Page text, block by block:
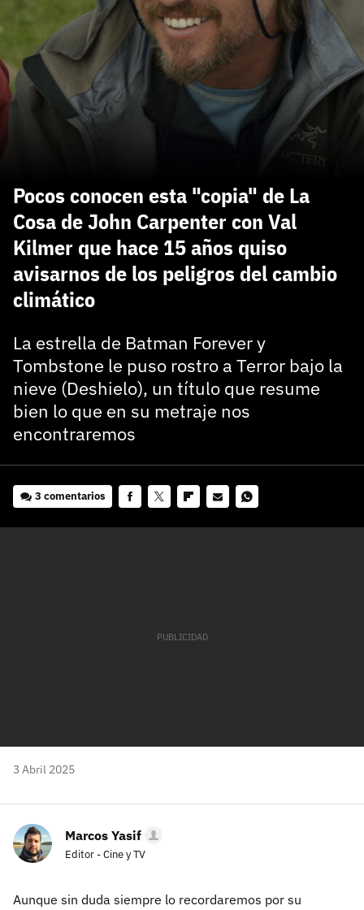
Pocos conocen esta "copia" de La
Cosa de John Carpenter con Val
Kilmer que hace 15 años quiso
avisarnos de los peligros del cambio
climático
La estrella de Batman Forever y
Tombstone le puso rostro a Terror bajo la
nieve (Deshielo), un título que resume
bien lo que en su metraje nos
encontraremos
3 comentarios
3 Abril 2025
Marcos Yasif
Editor - Cine y TV
Aunque sin duda siempre lo recordaremos por su
¿Todavía no tienes cuenta?
Regístrate gratis
El inicio de sesión con Facebook ya no está
disponible, pero puedes seguir usando tu cuenta
Recupera tu acceso con Facebook
carácter inicial), pero no mayúsculas, espacios, tildes
o caracteres especiales.
He leído y acepto la
politica de privacidad y
de participación
Registrarse en 3DJuegos
Entra con Google
¿Ya tienes cuenta?